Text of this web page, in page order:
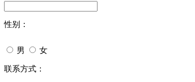
性别：
男 女
联系方式：